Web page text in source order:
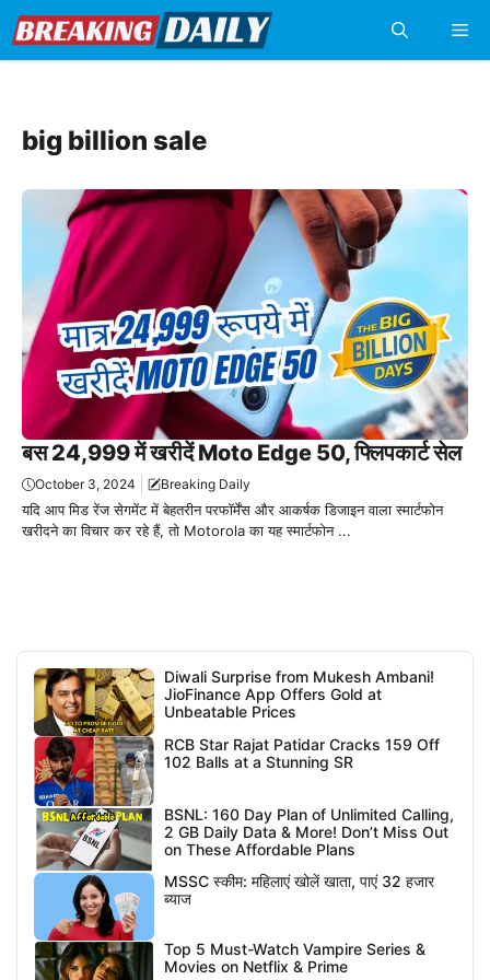
content
big billion sale
बस 24,999 में खरीदें Moto Edge 50, फ्लिपकार्ट सेल
October 3, 2024 Breaking Daily
यदि आप मिड रेंज सेगमेंट में बेहतरीन परफॉर्मेंस और आकर्षक डिजाइन वाला स्मार्टफोन
खरीदने का विचार कर रहे हैं, तो Motorola का यह स्मार्टफोन ...
Diwali Surprise from Mukesh Ambani!
JioFinance App Offers Gold at
Unbeatable Prices
RCB Star Rajat Patidar Cracks 159 Off
102 Balls at a Stunning SR
BSNL: 160 Day Plan of Unlimited Calling,
2 GB Daily Data & More! Don’t Miss Out
on These Affordable Plans
MSSC स्कीम: महिलाएं खोलें खाता, पाएं 32 हजार
ब्याज
Top 5 Must-Watch Vampire Series &
Movies on Netflix & Prime